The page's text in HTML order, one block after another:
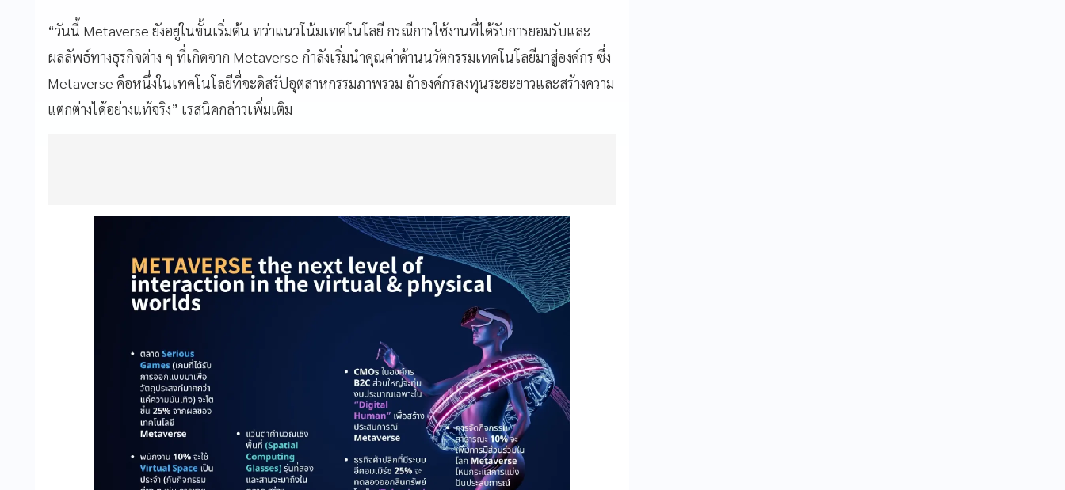
“วันนี้ Metaverse ยังอยู่ในขั้นเริ่มต้น ทว่าแนวโน้มเทคโนโลยี กรณีการใช้งานที่ได้รับการยอมรับและ
ผลลัพธ์ทางธุรกิจต่าง ๆ ที่เกิดจาก Metaverse กำลังเริ่มนำคุณค่าด้านนวัตกรรมเทคโนโลยีมาสู่องค์กร ซึ่ง
Metaverse คือหนึ่งในเทคโนโลยีที่จะดิสรัปอุตสาหกรรมภาพรวม ถ้าองค์กรลงทุนระยะยาวและสร้างความ
แตกต่างได้อย่างแท้จริง” เรสนิคกล่าวเพิ่มเติม